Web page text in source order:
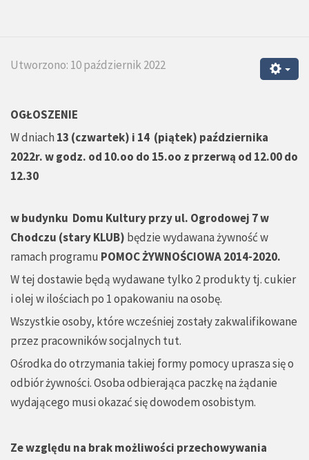
Utworzono: 10 październik 2022
OGŁOSZENIE
W dniach 13 (czwartek) i 14 (piątek) października
2022r. w godz. od 10.oo do 15.oo z przerwą od 12.00 do
12.30
w budynku Domu Kultury przy ul. Ogrodowej 7 w
Chodczu (stary KLUB) będzie wydawana żywność w
ramach programu POMOC ŻYWNOŚCIOWA 2014-2020.
W tej dostawie będą wydawane tylko 2 produkty tj. cukier
i olej w ilościach po 1 opakowaniu na osobę.
Wszystkie osoby, które wcześniej zostały zakwalifikowane
przez pracowników socjalnych tut.
Ośrodka do otrzymania takiej formy pomocy uprasza się o
odbiór żywności. Osoba odbierająca paczkę na żądanie
wydającego musi okazać się dowodem osobistym.
Ze względu na brak możliwości przechowywania